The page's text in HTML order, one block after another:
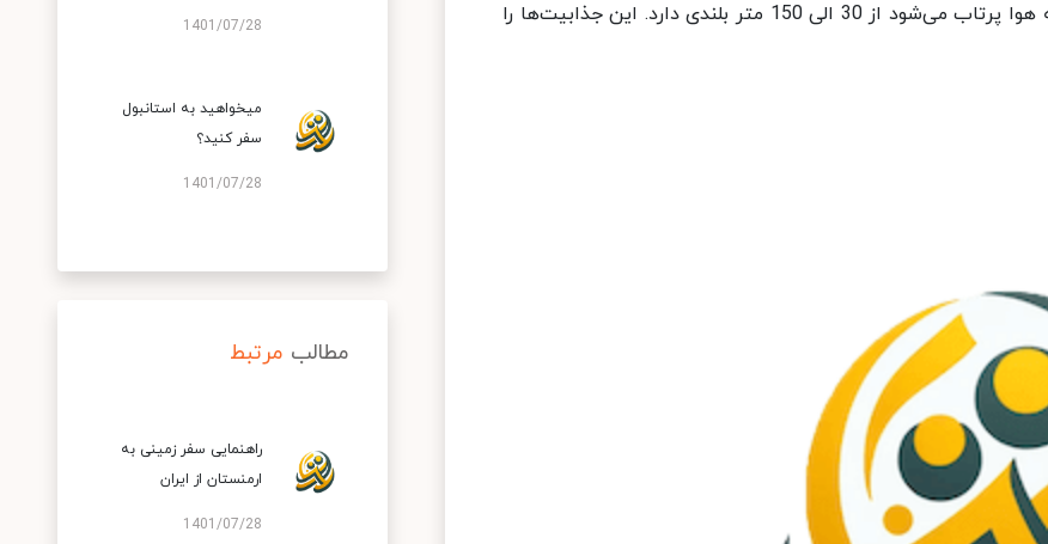
هستند. مه و ذرات آبی که از میان گلوگاه شیطان آن به هوا پرتاب می‌شود از 30 الی 150 متر بلندی دارد. این جذابیت‌ها را
1401/07/28
میخواهید به استانبول
سفر کنید؟
1401/07/28
مطالب مرتبط
راهنمایی سفر زمینی به
ارمنستان از ایران
1401/07/28